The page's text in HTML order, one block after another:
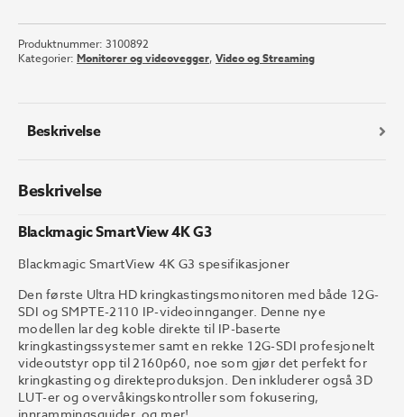
4K
G3
antall
Produktnummer: 3100892
Kategorier: Monitorer og videovegger, Video og Streaming
Beskrivelse
Beskrivelse
Blackmagic SmartView 4K G3
Blackmagic SmartView 4K G3 spesifikasjoner
Den første Ultra HD kringkastingsmonitoren med både 12G-
SDI og SMPTE-2110 IP-videoinnganger. Denne nye
modellen lar deg koble direkte til IP-baserte
kringkastingssystemer samt en rekke 12G-SDI profesjonelt
videoutstyr opp til 2160p60, noe som gjør det perfekt for
kringkasting og direkteproduksjon. Den inkluderer også 3D
LUT-er og overvåkingskontroller som fokusering,
innrammingsguider, og mer!